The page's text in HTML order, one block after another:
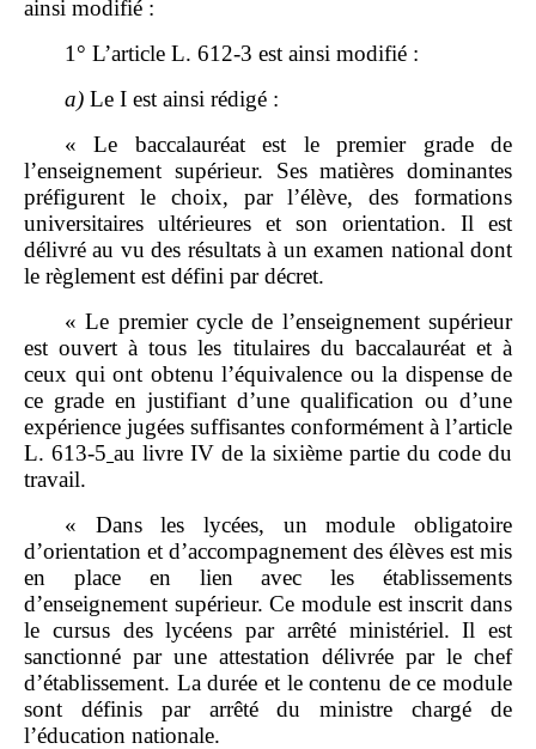
ainsi modifié :
1° L’article L. 612‑3 est ainsi modifié :
a) Le I est ainsi rédigé :
« Le baccalauréat est le premier grade de
l’enseignement supérieur. Ses matières dominantes
préfigurent le choix, par l’élève, des formations
universitaires ultérieures et son orientation. Il est
délivré au vu des résultats à un examen national dont
le règlement est défini par décret.
« Le premier cycle de l’enseignement supérieur
est ouvert à tous les titulaires du baccalauréat et à
ceux qui ont obtenu l’équivalence ou la dispense de
ce grade en justifiant d’une qualification ou d’une
expérience jugées suffisantes conformément à l’article
L. 613‑5 au livre IV de la sixième partie du code du
travail.
« Dans les lycées, un module obligatoire
d’orientation et d’accompagnement des élèves est mis
en place en lien avec les établissements
d’enseignement supérieur. Ce module est inscrit dans
le cursus des lycéens par arrêté ministériel. Il est
sanctionné par une attestation délivrée par le chef
d’établissement. La durée et le contenu de ce module
sont définis par arrêté du ministre chargé de
l’éducation nationale.